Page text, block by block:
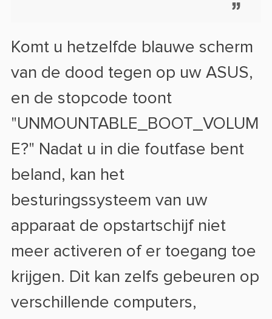
Komt u hetzelfde blauwe scherm
van de dood tegen op uw ASUS,
en de stopcode toont
"UNMOUNTABLE_BOOT_VOLUM
E?" Nadat u in die foutfase bent
beland, kan het
besturingssysteem van uw
apparaat de opstartschijf niet
meer activeren of er toegang toe
krijgen. Dit kan zelfs gebeuren op
verschillende computers,